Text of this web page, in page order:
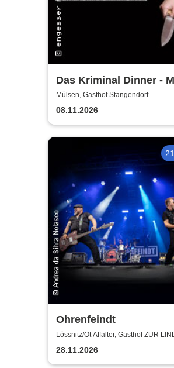
Das Kriminal Dinner -
auf der Firmenfeier
Mülsen, Gasthof Stangendorf
08.11.2026
Ohrenfeindt
Lössnitz/Ot Affalter, Gasthof ZUR
28.11.2026